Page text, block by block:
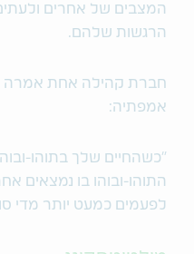
המצבים של אחרים
הרגשות שלהם.
חברת קהילה אחת אמרה
אמפתיה:
"כשהחיים שלך בתוהו-
לפעמים כמעט יותר מדי